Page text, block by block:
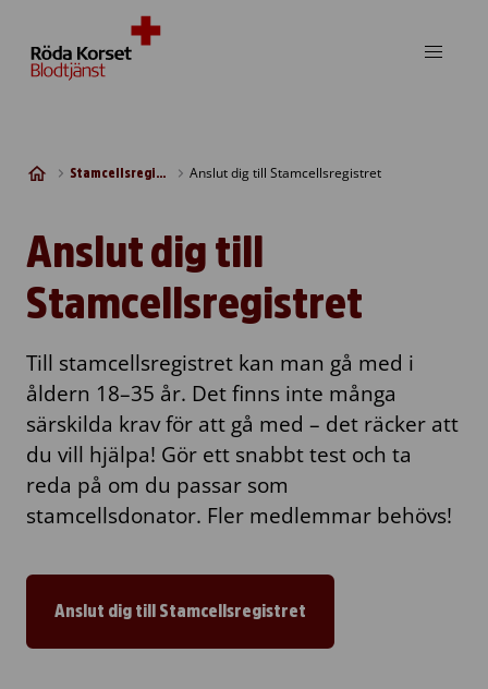
Stamcellsregistret Anslut dig till Stamcellsregistret
Anslut dig till
Stamcellsregistret
Till stamcellsregistret kan man gå med i
åldern 18–35 år. Det finns inte många
särskilda krav för att gå med – det räcker att
du vill hjälpa! Gör ett snabbt test och ta
reda på om du passar som
stamcellsdonator. Fler medlemmar behövs!
Anslut dig till Stamcellsregistret